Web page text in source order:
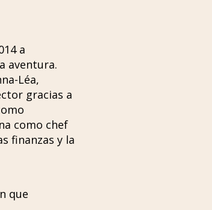
a
aventura.
Léa,
gracias a
como chef
finanzas y la
que